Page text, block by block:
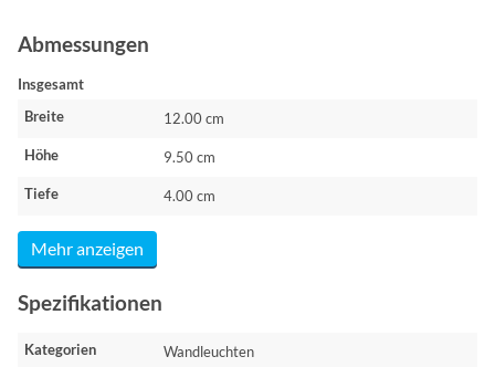
Abmessungen
Insgesamt
Breite
12.00 cm
Höhe 9.50 cm
Tiefe 4.00 cm
Mehr anzeigen
Spezifikationen
Kategorien
Wandleuchten